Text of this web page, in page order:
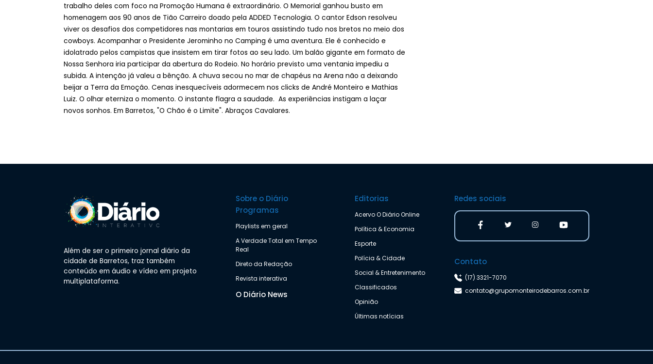
trabalho deles com foco na Promoção Humana é extraordinário. O Memorial ganhou busto em
homenagem aos 90 anos de Tião Carreiro doado pela ADDED Tecnologia. O cantor Edson resolveu
viver os desafios dos competidores nas montarias em touros assistindo tudo nos bretos no meio dos
cowboys. Acompanhar o Presidente Jerominho no Camping é uma aventura. Ele é conhecido e
idolatrado pelos campistas que insistem em tirar fotos ao seu lado. Um balão gigante em formato de
Nossa Senhora iria participar da abertura do Rodeio. No horário previsto uma ventania impediu a
subida. A intenção já valeu a bênção. A chuva secou no mar de chapéus na Arena não a deixando
beijar a Terra da Emoção. Cenas inesquecíveis adormecem nos clicks de André Monteiro e Mathias
Luiz. O olhar eterniza o momento. O instante flagra a saudade. As experiências instigam a laçar
novos sonhos. Em Barretos, "O Chão é o Limite". Abraços Cavalares.
Além de ser o primeiro jornal diário da
cidade de Barretos, traz também
conteúdo em áudio e vídeo em projeto
multiplataforma.
Sobre o Diário
Programas
Playlists em geral
A Verdade Total em Tempo
Real
Direto da Redação
Revista interativa
O Diário News
Editorias
Acervo O Diário Online
Política & Economia
Esporte
Polícia & Cidade
Social & Entretenimento
Classificados
Opinião
Últimas notícias
Redes sociais
Contato
(17) 3321-7070
contato@grupomonteirodebarros.com.br